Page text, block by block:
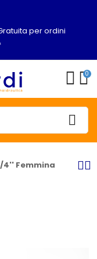
per ordini
0
4'' Femmina